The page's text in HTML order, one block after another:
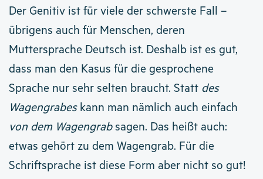
Der Genitiv ist für viele der schwerste Fall –
übrigens auch für Menschen, deren
Muttersprache Deutsch ist. Deshalb ist es gut,
dass man den Kasus für die gesprochene
Sprache nur sehr selten braucht. Statt des
Wagengrabeskann man nämlich auch einfach
von dem Wagengrabsagen. Das heißt auch:
etwas gehört zu dem Wagengrab. Für die
Schriftsprache ist diese Form aber nicht so gut!